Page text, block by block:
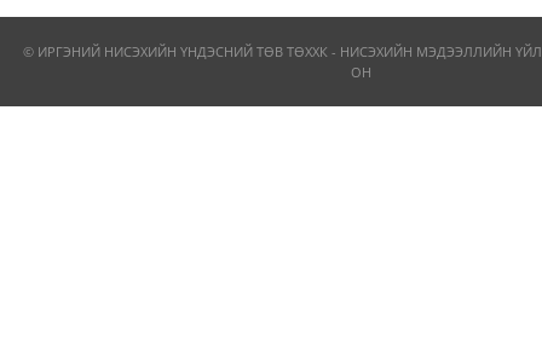
© ИРГЭНИЙ НИСЭХИЙН ҮНДЭСНИЙ ТӨВ ТӨХХК - НИСЭХИЙН МЭДЭЭЛЛИЙН
ОН